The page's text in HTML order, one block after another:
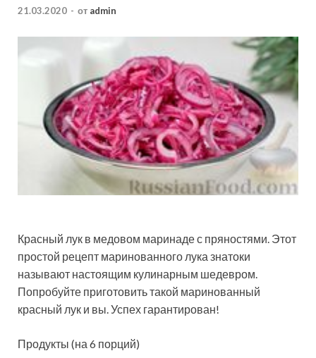
21.03.2020 - от admin
Красный лук в медовом маринаде с пряностями. Этот
простой рецепт маринованного лука знатоки
называют настоящим кулинарным шедевром.
Попробуйте приготовить такой маринованный
красный лук и вы. Успех гарантирован!
Продукты (на 6 порций)